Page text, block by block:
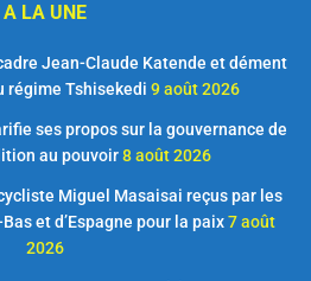
A LA UNE
Jean-Claude Katende et dément
régime Tshisekedi 9 août 2026
ses propos sur la gouvernance de
au pouvoir8 août 2026
Miguel Masaisai reçus par les
et d’Espagne pour la paix7 août
2026